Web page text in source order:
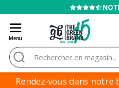
VENTE
Menu
Blog
de
Grow
Rechercher :
Rendez-vous dans